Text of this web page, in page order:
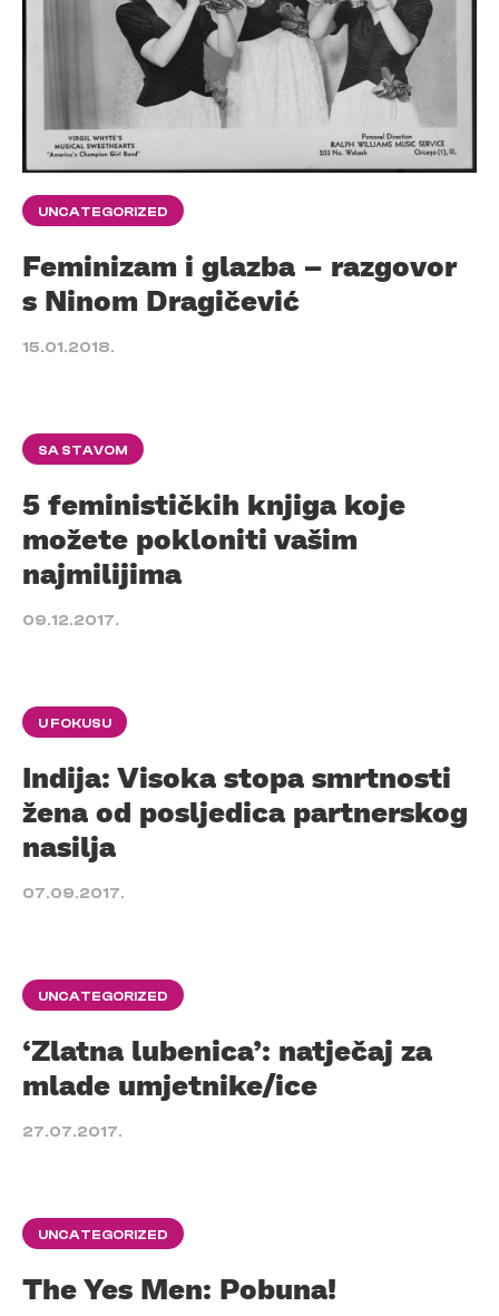
UNCATEGORIZED
Feminizam i glazba – razgovor
s Ninom Dragičević
15.01.2018.
SA STAVOM
5 feminističkih knjiga koje
možete pokloniti vašim
najmilijima
09.12.2017.
U FOKUSU
Indija: Visoka stopa smrtnosti
žena od posljedica partnerskog
nasilja
07.09.2017.
UNCATEGORIZED
‘Zlatna lubenica’: natječaj za
mlade umjetnike/ice
27.07.2017.
UNCATEGORIZED
The Yes Men: Pobuna!